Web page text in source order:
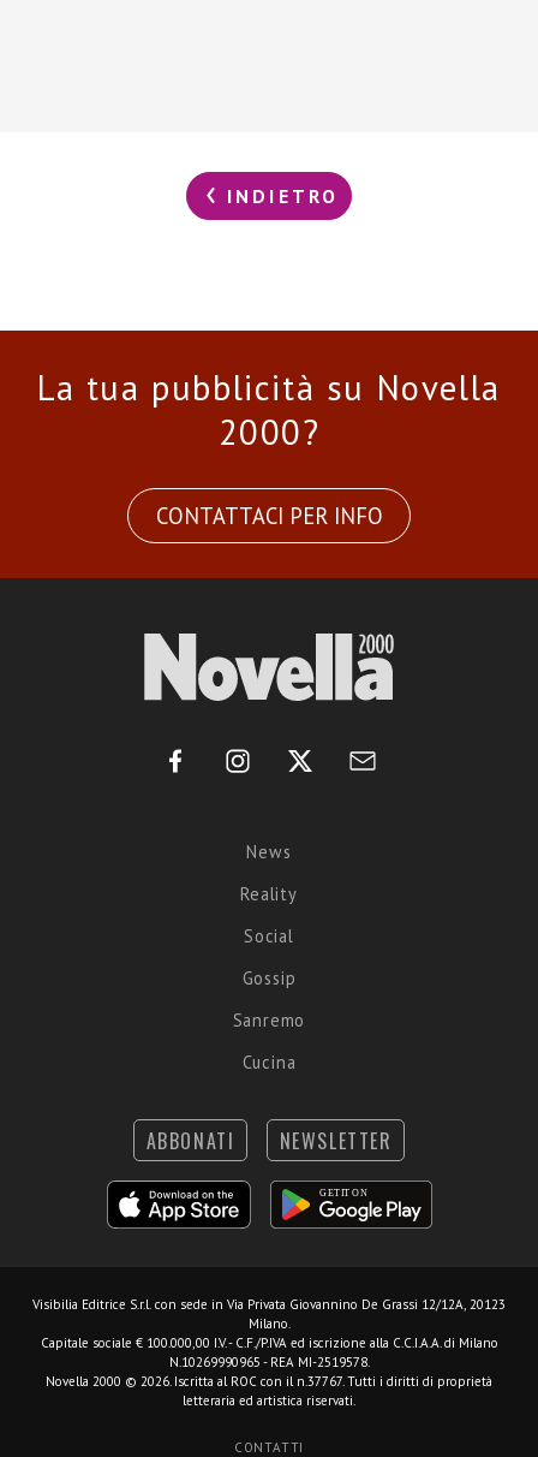
INDIETRO
La tua pubblicità su Novella
2000?
CONTATTACI PER INFO
News
Reality
Social
Gossip
Sanremo
Cucina
ABBONATI NEWSLETTER
Visibilia Editrice S.r.l. con sede in Via Privata Giovannino De Grassi 12/12A, 20123
Milano.
Capitale sociale € 100.000,00 I.V. - C.F./P.IVA ed iscrizione alla C.C.I.A.A. di Milano
N.10269990965 - REA MI-2519578.
Novella 2000 © 2026. Iscritta al ROC con il n.37767. Tutti i diritti di proprietà
letteraria ed artistica riservati.
CONTATTI